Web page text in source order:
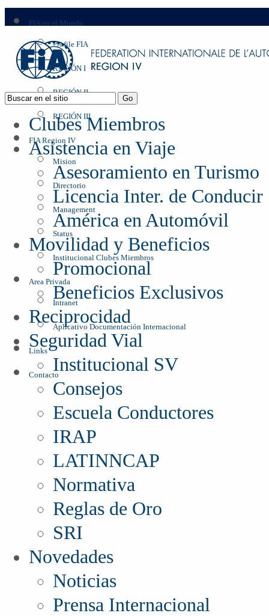
FIA en el Mundo
Profile FIA
REGIÓN I
REGIÓN II
REGIÓN III
FIA Region IV
Mision
Directorio
Management
Status
Institucional Clubes Miembros
Area Privada
Intranet
Aplicativo Documentación Internacional
Links
Contacto
Clubes Miembros
Asistencia en Viaje
Asesoramiento en Turismo
Licencia Inter. de Conducir
América en Automóvil
Movilidad y Beneficios
Promocional
Beneficios Exclusivos
Reciprocidad
Seguridad Vial
Institucional SV
Consejos
Escuela Conductores
IRAP
LATINNCAP
Normativa
Reglas de Oro
SRI
Novedades
Noticias
Prensa Internacional